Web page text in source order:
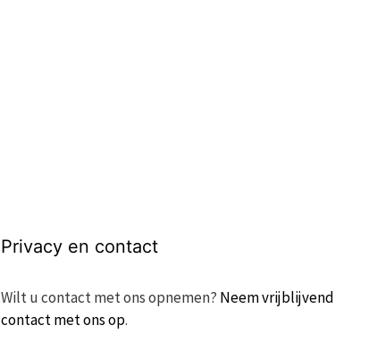
Privacy en contact
Wilt u contact met ons opnemen? Neem vrijblijvend
contact met ons op.